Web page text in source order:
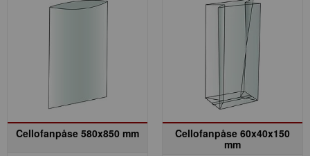
Cellofanpåse 580x850 mm
Cellofanpåse 60x40x150
mm